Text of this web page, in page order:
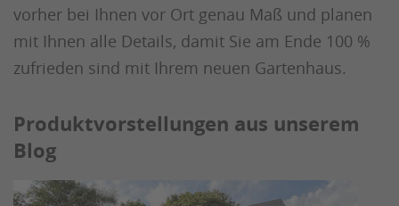
vorher bei Ihnen vor Ort genau Maß und planen
mit Ihnen alle Details, damit Sie am Ende 100 %
zufrieden sind mit Ihrem neuen Gartenhaus.
Produktvorstellungen aus unserem
Blog